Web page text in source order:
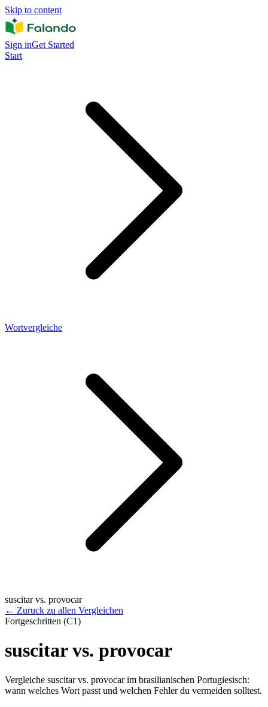
Skip to content
Sign inGet Started
Start
Wortvergleiche
suscitar vs. provocar
← Zuruck zu allen Vergleichen
Fortgeschritten (C1)
suscitar vs. provocar
Vergleiche suscitar vs. provocar im brasilianischen Portugiesisch:
wann welches Wort passt und welchen Fehler du vermeiden solltest.